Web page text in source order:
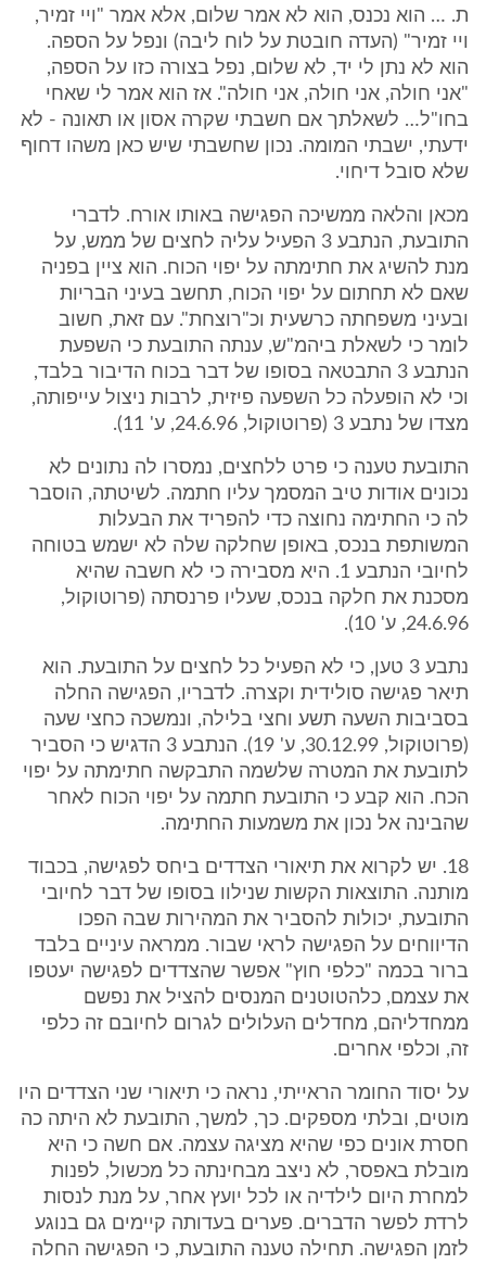
ת. … הוא נכנס, הוא לא אמר שלום, אלא אמר "ויי זמיר,
ויי זמיר" (העדה חובטת על לוח ליבה) ונפל על הספה.
הוא לא נתן לי יד, לא שלום, נפל בצורה כזו על הספה,
"אני חולה, אני חולה, אני חולה". אז הוא אמר לי שאחי
בחו"ל… לשאלתך אם חשבתי שקרה אסון או תאונה - לא
ידעתי, ישבתי המומה. נכון שחשבתי שיש כאן משהו דחוף
שלא סובל דיחוי.
מכאן והלאה ממשיכה הפגישה באותו אורח. לדברי
התובעת, הנתבע 3 הפעיל עליה לחצים של ממש, על
מנת להשיג את חתימתה על יפוי הכוח. הוא ציין בפניה
שאם לא תחתום על יפוי הכוח, תחשב בעיני הבריות
ובעיני משפחתה כרשעית וכ"רוצחת". עם זאת, חשוב
לומר כי לשאלת ביהמ"ש, ענתה התובעת כי השפעת
הנתבע 3 התבטאה בסופו של דבר בכוח הדיבור בלבד,
וכי לא הופעלה כל השפעה פיזית, לרבות ניצול עייפותה,
מצדו של נתבע 3 (פרוטוקול, 24.6.96, ע' 11).
התובעת טענה כי פרט ללחצים, נמסרו לה נתונים לא
נכונים אודות טיב המסמך עליו חתמה. לשיטתה, הוסבר
לה כי החתימה נחוצה כדי להפריד את הבעלות
המשותפת בנכס, באופן שחלקה שלה לא ישמש בטוחה
לחיובי הנתבע 1. היא מסבירה כי לא חשבה שהיא
מסכנת את חלקה בנכס, שעליו פרנסתה (פרוטוקול,
24.6.96, ע' 10).
נתבע 3 טען, כי לא הפעיל כל לחצים על התובעת. הוא
תיאר פגישה סולידית וקצרה. לדבריו, הפגישה החלה
בסביבות השעה תשע וחצי בלילה, ונמשכה כחצי שעה
(פרוטוקול, 30.12.99, ע' 19). הנתבע 3 הדגיש כי הסביר
לתובעת את המטרה שלשמה התבקשה חתימתה על יפוי
הכח. הוא קבע כי התובעת חתמה על יפוי הכוח לאחר
שהבינה אל נכון את משמעות החתימה.
18. יש לקרוא את תיאורי הצדדים ביחס לפגישה, בכבוד
מותנה. התוצאות הקשות שנילוו בסופו של דבר לחיובי
התובעת, יכולות להסביר את המהירות שבה הפכו
הדיווחים על הפגישה לראי שבור. ממראה עיניים בלבד
ברור בכמה "כלפי חוץ" אפשר שהצדדים לפגישה יעטפו
את עצמם, כלהטוטנים המנסים להציל את נפשם
ממחדליהם, מחדלים העלולים לגרום לחיובם זה כלפי
זה, וכלפי אחרים.
על יסוד החומר הראייתי, נראה כי תיאורי שני הצדדים היו
מוטים, ובלתי מספקים. כך, למשך, התובעת לא היתה כה
חסרת אונים כפי שהיא מציגה עצמה. אם חשה כי היא
מובלת באפסר, לא ניצב מבחינתה כל מכשול, לפנות
למחרת היום לילדיה או לכל יועץ אחר, על מנת לנסות
לרדת לפשר הדברים. פערים בעדותה קיימים גם בנוגע
לזמן הפגישה. תחילה טענה התובעת, כי הפגישה החלה